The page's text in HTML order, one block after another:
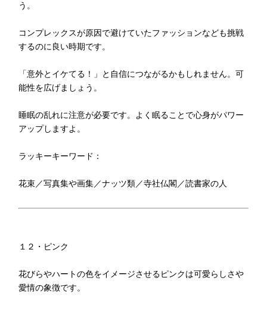
う。
コンプレックスが原因で避けていたファッションなども挑戦
するのに良い時期です。
「意外とイケてる！」と自信につながるかもしれません。可
能性を広げましょう。
睡眠の乱れに注意が必要です。よく眠ることで心身がパワー
アップしますよ。
ラッキーキーワード：
花束／写真集や画集／ナッツ類／寺社仏閣／読書家の人
１２・ピンク
花びらやハートの色をイメージさせるピンクは可愛らしさや
愛情の象徴です。